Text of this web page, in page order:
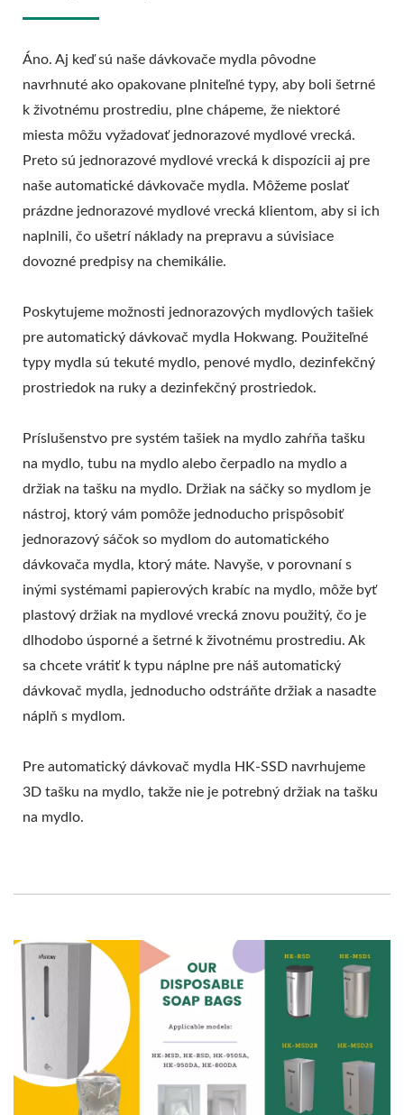
Áno. Aj keď sú naše dávkovače mydla pôvodne
navrhnuté ako opakovane plniteľné typy, aby boli šetrné
k životnému prostrediu, plne chápeme, že niektoré
miesta môžu vyžadovať jednorazové mydlové vrecká.
Preto sú jednorazové mydlové vrecká k dispozícii aj pre
naše automatické dávkovače mydla. Môžeme poslať
prázdne jednorazové mydlové vrecká klientom, aby si ich
naplnili, čo ušetrí náklady na prepravu a súvisiace
dovozné predpisy na chemikálie.
Poskytujeme možnosti jednorazových mydlových tašiek
pre automatický dávkovač mydla Hokwang. Použiteľné
typy mydla sú tekuté mydlo, penové mydlo, dezinfekčný
prostriedok na ruky a dezinfekčný prostriedok.
Príslušenstvo pre systém tašiek na mydlo zahŕňa tašku
na mydlo, tubu na mydlo alebo čerpadlo na mydlo a
držiak na tašku na mydlo. Držiak na sáčky so mydlom je
nástroj, ktorý vám pomôže jednoducho prispôsobiť
jednorazový sáčok so mydlom do automatického
dávkovača mydla, ktorý máte. Navyše, v porovnaní s
inými systémami papierových krabíc na mydlo, môže byť
plastový držiak na mydlové vrecká znovu použitý, čo je
dlhodobo úsporné a šetrné k životnému prostrediu. Ak
sa chcete vrátiť k typu náplne pre náš automatický
dávkovač mydla, jednoducho odstráňte držiak a nasadte
náplň s mydlom.
Pre automatický dávkovač mydla HK-SSD navrhujeme
3D tašku na mydlo, takže nie je potrebný držiak na tašku
na mydlo.